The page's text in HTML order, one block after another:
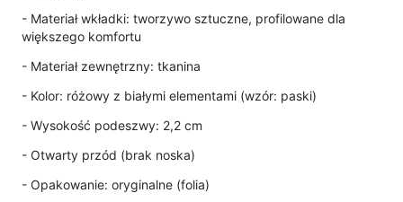
- Materiał wkładki: tworzywo sztuczne, profilowane dla
większego komfortu
- Materiał zewnętrzny: tkanina
- Kolor: różowy z białymi elementami (wzór: paski)
- Wysokość podeszwy: 2,2 cm
- Otwarty przód (brak noska)
- Opakowanie: oryginalne (folia)